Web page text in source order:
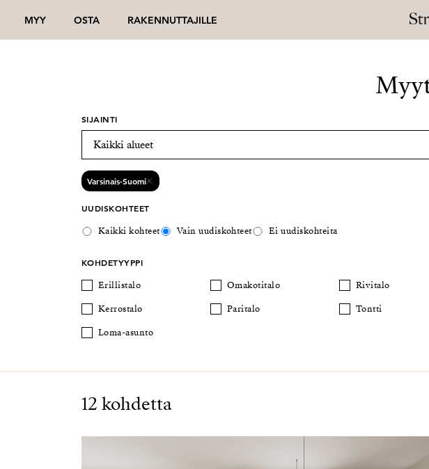
MYY OSTA RAKENNUTTAJILLE
SIJAINTI
Varsinais-Suomi
UUDISKOHTEET
Kaikki kohteet Vain uudiskohteet Ei uudiskohteita
KOHDETYYPPI
Erillistalo
Kerrostalo
Loma-asunto
Omakotitalo
Paritalo
Rivitalo
Tontti
12 kohdetta